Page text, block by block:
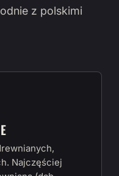
z polskimi
Najczęściej